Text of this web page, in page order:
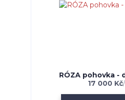
RÓZA pohovka -
17 000 Kč/